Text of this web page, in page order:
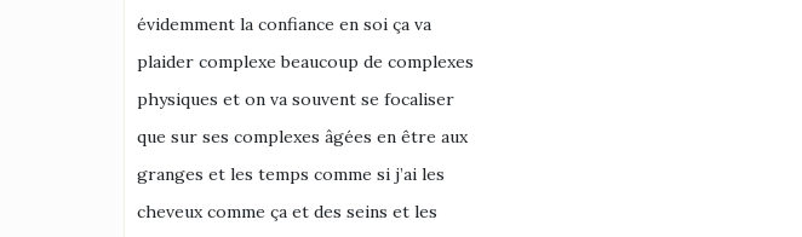
évidemment la confiance en soi ça va
plaider complexe beaucoup de complexes
physiques et on va souvent se focaliser
que sur ses complexes âgées en être aux
granges et les temps comme si j’ai les
cheveux comme ça et des seins et les